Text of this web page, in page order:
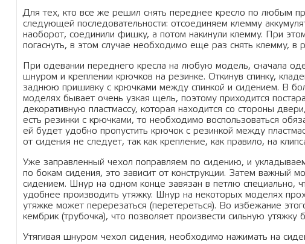
Для тех, кто все же решил снять переднее кресло по любым
следующей последовательности: отсоединяем клемму
наоборот, соединили фишку, а потом накинули клемму. При
погаснуть, в этом случае необходимо еще раз снять клемму, в
При одевании переднего кресла на любую модель, сначала
шнуром и креплении крючков на резинке. Откинув спинку,
заднюю пришивку с крючками между спинкой и сидением. В
моделях бывает очень узкая щель, поэтому приходится
декоративную пластмассу, которая находится со стороны
есть резинки с крючками, то необходимо воспользоваться
ей будет удобно пропустить крючок с резинкой между
от сидения не следует, так как крепление, как правило, на
Уже заправленный чехол поправляем по сидению, и
по бокам сидения, это зависит от конструкции. Затем важный
сидением. Шнур на одном конце завязан в петлю
удобнее производить утяжку. Шнур на некоторых моделях
утяжке может перерезаться (перетереться). Во избежание
кембрик (трубочка), что позволяет произвести сильную утяжку
Утягивая шнуром чехол сидения, необходимо нажимать на